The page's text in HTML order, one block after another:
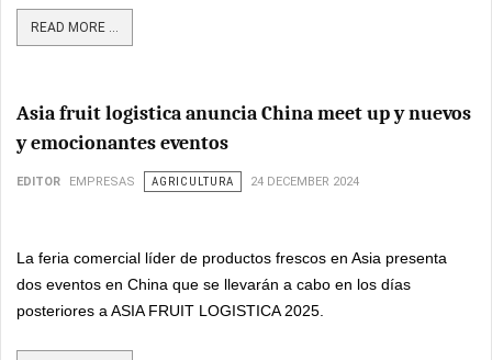
READ MORE ...
Asia fruit logistica anuncia China meet up y nuevos
y emocionantes eventos
EDITOR EMPRESAS AGRICULTURA 24 DECEMBER 2024
La feria comercial líder de productos frescos en Asia presenta
dos eventos en China que se llevarán a cabo en los días
posteriores a ASIA FRUIT LOGISTICA 2025.